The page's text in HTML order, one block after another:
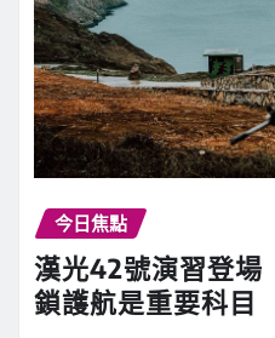
今日焦點
漢光42號演習登
鎖護航是重要科目